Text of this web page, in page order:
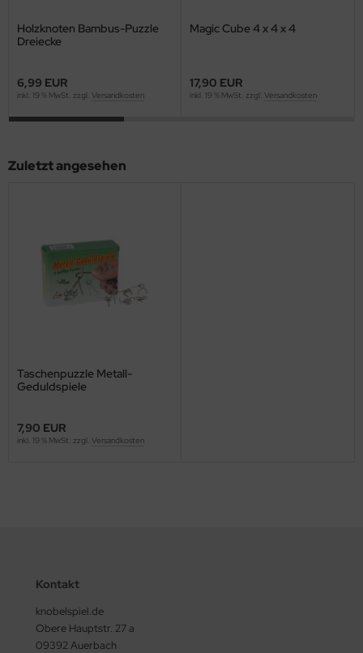
Holzknoten Bambus-Puzzle
Dreiecke
6,99 EUR
inkl. 19 % MwSt. zzgl. Versandkosten
Magic Cube 4 x 4 x 4
17,90 EUR
inkl. 19 % MwSt. zzgl. Versandkosten
Zuletzt angesehen
Taschenpuzzle Metall-
Geduldspiele
7,90 EUR
inkl. 19 % MwSt. zzgl. Versandkosten
Kontakt
knobelspiel.de
Obere Hauptstr. 27 a
09392 Auerbach